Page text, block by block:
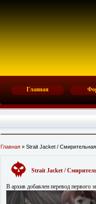
Главная
Главная » Strait Jacket /
Strait Jacket /
В архив добавлен перевод первого